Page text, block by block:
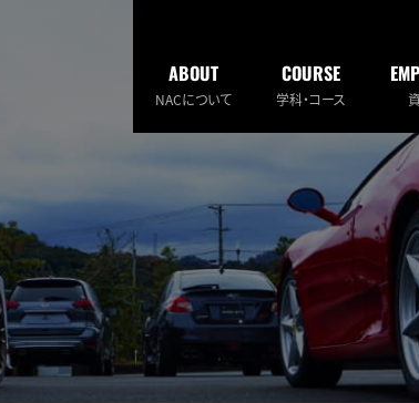
ABOUT
NACについて
COURSE
学科・コース